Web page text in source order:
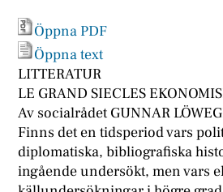
Öppna PDF
Öppna text
LITTERATUR
LE GRAND SIECLES
Av socialrådet GUNNAR
Finns det en tidsperiod vars
diplomatiska, bibliografiska
ingående undersökt, men vars